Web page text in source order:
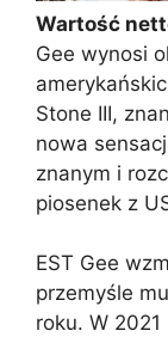
Wartość
Gee wynosi
Stone III,
nowa
znanym i
piosenek z
EST Gee
przemyśle
roku. W